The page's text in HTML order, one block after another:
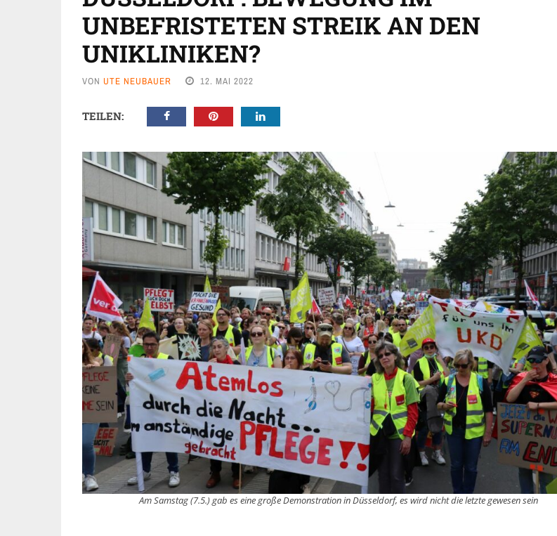
UNBEFRISTETEN STREIK AN DEN
UNIKLINIKEN?
VON UTE NEUBAUER 12. MAI 2022
TEILEN:
Am Samstag (7.5.) gab es eine große Demonstration in Düsseldorf, es wird nicht die letzte gewesen sein